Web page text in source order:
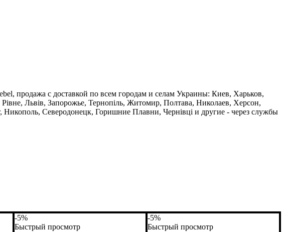
продажа с доставкой по всем городам и селам Украины: Киев, Харьков,
Львів, Запорожье, Тернопіль, Житомир, Полтава, Николаев, Херсон,
Северодонецк, Горишние Плавни, Чернівці и другие - через службы
-5%
Быстрый просмотр
-5%
Быстрый просмотр